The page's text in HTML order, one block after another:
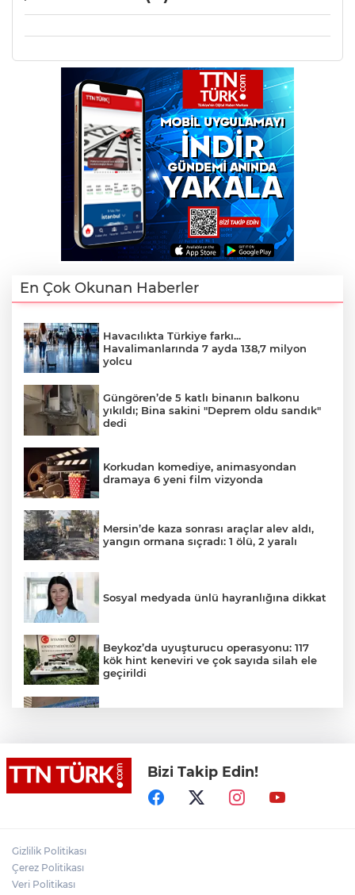
En Çok Okunan Haberler
Havacılıkta Türkiye farkı...
Havalimanlarında 7 ayda 138,7 milyon
yolcu
Güngören’de 5 katlı binanın balkonu
yıkıldı; Bina sakini "Deprem oldu sandık"
dedi
Korkudan komediye, animasyondan
dramaya 6 yeni film vizyonda
Mersin’de kaza sonrası araçlar alev aldı,
yangın ormana sıçradı: 1 ölü, 2 yaralı
Sosyal medyada ünlü hayranlığına dikkat
Beykoz’da uyuşturucu operasyonu: 117
kök hint keneviri ve çok sayıda silah ele
geçirildi
Denize girmeyin uyarısına aldırış
etmeyen 14 yaşındaki çocuk dalgalara
kapılarak kayboldu
Bizi Takip Edin!
Gizlilik Politikası
Çerez Politikası
Veri Politikası